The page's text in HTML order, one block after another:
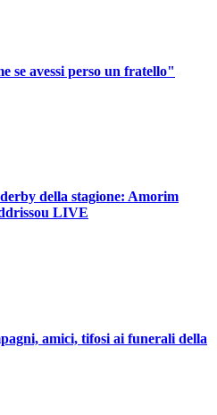
se avessi perso un fratello"
della stagione: Amorim
LIVE
amici, tifosi ai funerali della